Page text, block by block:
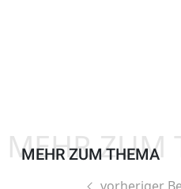
MEHR ZUM THEMA
MEHR ZUM